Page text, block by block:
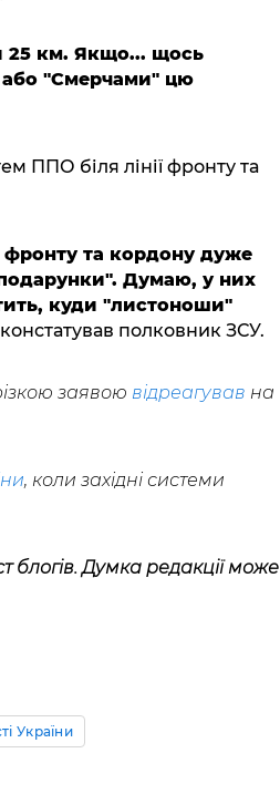
25 км. Якщо... щось
або "Смерчами" цю
ППО біля лінії фронту та
фронту та кордону дуже
Думаю, у них
куди "листоноши"
полковник ЗСУ.
заявою відреагував на
, коли західні системи
блогів. Думка редакції може
України